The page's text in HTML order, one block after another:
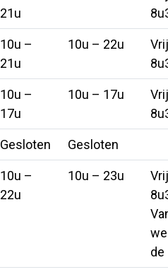
21u
10u –
21u
10u – 22u
10u –
17u
10u – 17u
Gesloten Gesloten
10u –
22u
10u – 23u
de